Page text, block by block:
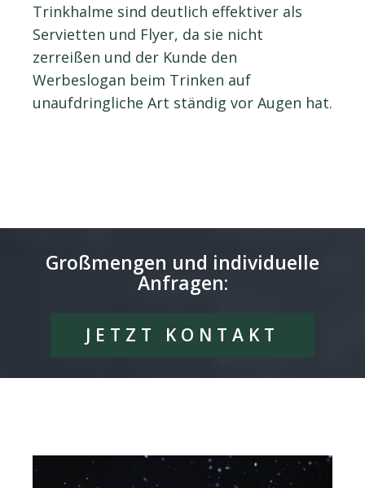
Trinkhalme sind deutlich effektiver als
Servietten und Flyer, da sie nicht
zerreißen und der Kunde den
Werbeslogan beim Trinken auf
unaufdringliche Art ständig vor Augen hat.
Großmengen und individuelle
Anfragen:
JETZT KONTAKT